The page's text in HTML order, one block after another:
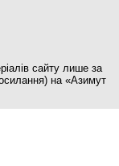
сайту лише за
на «Азимут